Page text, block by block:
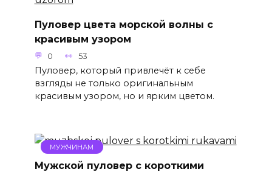
Пуловер цвета морской волны с
красивым узором
0 53
Пуловер, который привлечёт к себе
взгляды не только оригинальным
красивым узором, но и ярким цветом.
МУЖЧИНАМ
Мужской пуловер с короткими